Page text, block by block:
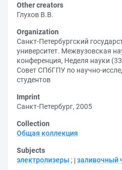
Other creators
Глухов В.В.
Organization
Санкт-Петербургский
университет. Межвузовская
конференция, Неделя науки
Совет СПбГПУ по научно-
студентов
Imprint
Санкт-Петербург, 2005
Collection
Общая коллекция
Subjects
электролизеры ; заливочный